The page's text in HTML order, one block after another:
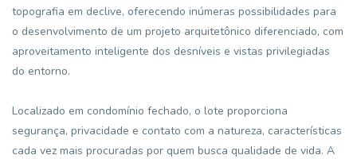
topografia em declive, oferecendo inúmeras possibilidades para
o desenvolvimento de um projeto arquitetônico diferenciado, com
aproveitamento inteligente dos desníveis e vistas privilegiadas
do entorno.
Localizado em condomínio fechado, o lote proporciona
segurança, privacidade e contato com a natureza, características
cada vez mais procuradas por quem busca qualidade de vida. A